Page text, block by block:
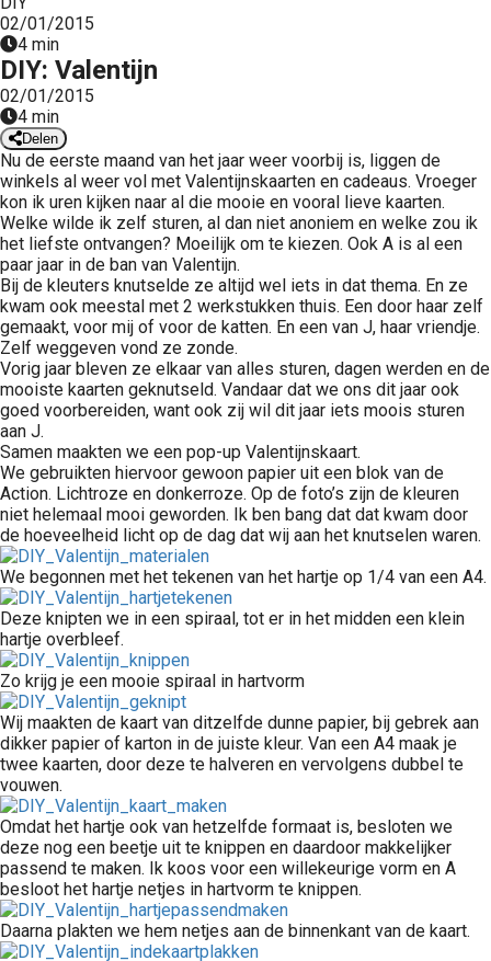
02/01/2015
4 min
DIY: Valentijn
02/01/2015
4 min
Delen
Nu de eerste maand van het jaar weer voorbij is, liggen de
winkels al weer vol met Valentijnskaarten en cadeaus. Vroeger
kon ik uren kijken naar al die mooie en vooral lieve kaarten.
Welke wilde ik zelf sturen, al dan niet anoniem en welke zou ik
het liefste ontvangen? Moeilijk om te kiezen. Ook A is al een
paar jaar in de ban van Valentijn.
Bij de kleuters knutselde ze altijd wel iets in dat thema. En ze
kwam ook meestal met 2 werkstukken thuis. Een door haar zelf
gemaakt, voor mij of voor de katten. En een van J, haar vriendje.
Zelf weggeven vond ze zonde.
Vorig jaar bleven ze elkaar van alles sturen, dagen werden en de
mooiste kaarten geknutseld. Vandaar dat we ons dit jaar ook
goed voorbereiden, want ook zij wil dit jaar iets moois sturen
aan J.
Samen maakten we een pop-up Valentijnskaart.
We gebruikten hiervoor gewoon papier uit een blok van de
Action. Lichtroze en donkerroze. Op de foto’s zijn de kleuren
niet helemaal mooi geworden. Ik ben bang dat dat kwam door
de hoeveelheid licht op de dag dat wij aan het knutselen waren.
We begonnen met het tekenen van het hartje op 1/4 van een A4.
Deze knipten we in een spiraal, tot er in het midden een klein
hartje overbleef.
Zo krijg je een mooie spiraal in hartvorm
Wij maakten de kaart van ditzelfde dunne papier, bij gebrek aan
dikker papier of karton in de juiste kleur. Van een A4 maak je
twee kaarten, door deze te halveren en vervolgens dubbel te
vouwen.
Omdat het hartje ook van hetzelfde formaat is, besloten we
deze nog een beetje uit te knippen en daardoor makkelijker
passend te maken. Ik koos voor een willekeurige vorm en A
besloot het hartje netjes in hartvorm te knippen.
Daarna plakten we hem netjes aan de binnenkant van de kaart.
de
Hierdoor
website-
van